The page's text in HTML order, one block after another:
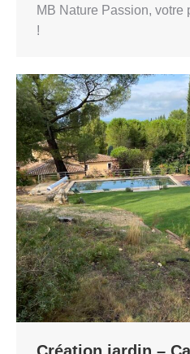
MB Nature Passion, votre
!